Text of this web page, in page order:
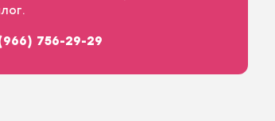
756-29-29